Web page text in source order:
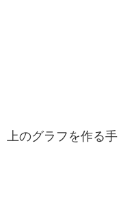
上のグラフを作る手